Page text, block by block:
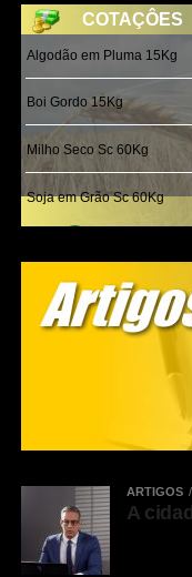
ARTIGOS
A